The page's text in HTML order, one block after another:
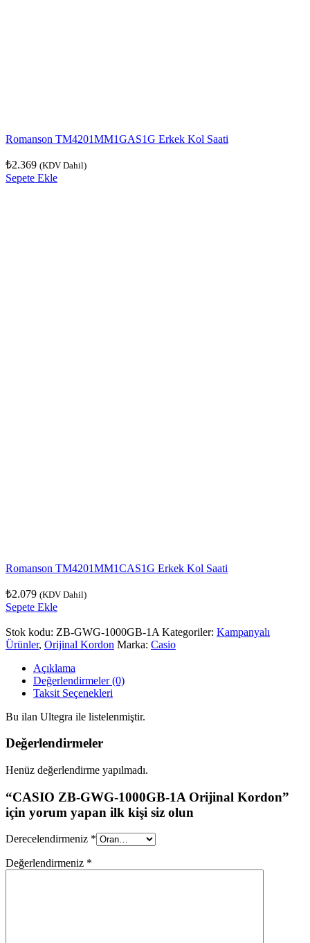
Romanson TM4201MM1GAS1G Erkek Kol Saati
₺2.369 (KDV Dahil)
Sepete Ekle
Romanson TM4201MM1CAS1G Erkek Kol Saati
₺2.079 (KDV Dahil)
Sepete Ekle
Stok kodu: ZB-GWG-1000GB-1A Kategoriler: Kampanyalı
Ürünler, Orijinal Kordon Marka: Casio
Açıklama
Değerlendirmeler (0)
Taksit Seçenekleri
Bu ilan Ultegra ile listelenmiştir.
Değerlendirmeler
Henüz değerlendirme yapılmadı.
“CASIO ZB-GWG-1000GB-1A Orijinal Kordon”
için yorum yapan ilk kişi siz olun
Derecelendirmeniz *
Değerlendirmeniz *